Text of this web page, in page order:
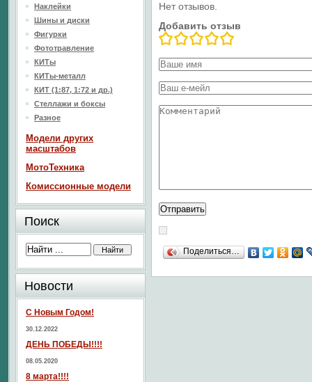
Нет отзывов.
Добавить отзыв
Поделиться…
Наклейки
Шины и диски
Фигурки
Фототравление
КИТы
КИТы-металл
КИТ (1:87, 1:72 и др.)
Стеллажи и боксы
Разное
Модели других
масштабов
МотоТехника
Комиссионные модели
Поиск
Новости
С Новым Годом!
30.12.2022
ДЕНЬ ПОБЕДЫ!!!!
08.05.2020
8 марта!!!!